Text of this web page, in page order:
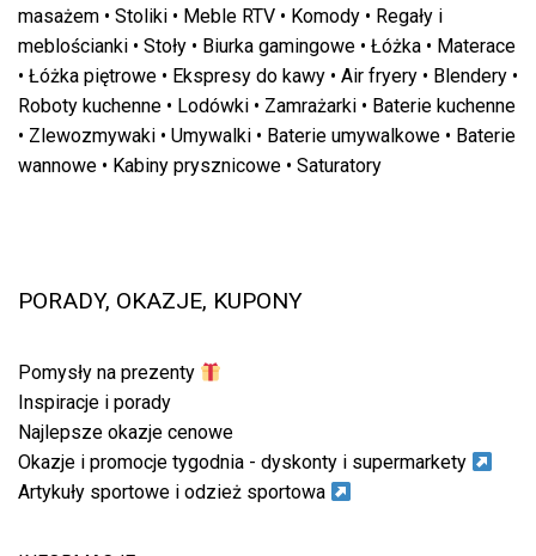
masażem • Stoliki • Meble RTV • Komody • Regały i
meblościanki • Stoły • Biurka gamingowe • Łóżka • Materace
• Łóżka piętrowe • Ekspresy do kawy • Air fryery • Blendery •
Roboty kuchenne • Lodówki • Zamrażarki • Baterie kuchenne
• Zlewozmywaki • Umywalki • Baterie umywalkowe • Baterie
wannowe • Kabiny prysznicowe • Saturatory
PORADY, OKAZJE, KUPONY
Pomysły na prezenty
Inspiracje i porady
Najlepsze okazje cenowe
Okazje i promocje tygodnia - dyskonty i supermarkety
Artykuły sportowe i odzież sportowa